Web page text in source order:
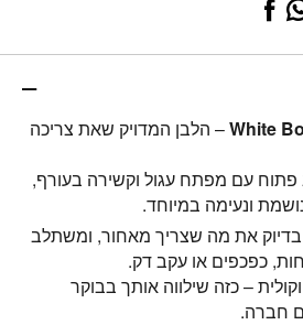
White– הלבן המדויק שאת צריכה
פתוח עם מפתח עגול וקשירה בעורף,
את מה שצריך מאחור, ומשתלב
כפכפים או עקב דק.
– כזה שילווה אותך בבוקר
חברה.